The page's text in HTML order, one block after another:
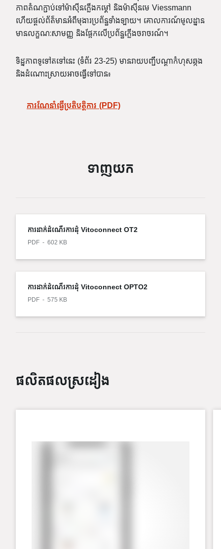
ភាពតំណភ្ជាប់ទៅម៉ាស៊ីនភ្លើងកម្តៅ និងម៉ាស៊ីនមេ Viessmann
ហើយផ្តល់ព័ត៌មានអំពីមុងារប្រព័ន្ធទាំងឡាយ។ គោលការណ៍មូលដ្ឋាន
មានលក្ខណៈសាមញ្ញ និងផ្អែកលើប្រព័ន្ធភ្លើងចរាចរណ៍។
ទិដ្ឋភាពទូទៅតទៅនេះ (ទំព័រ 23-25) មានរាយបញ្ជីបណ្តាកំហុសឆ្កង
និងដំណោះស្រាយអាចធ្វើទៅបាន៖
ការណែនាំធ្វើប្រតិបត្តិការ (PDF)
ទាញយក
ការដាក់ដំណើរការដុំ Vitoconnect OT2
PDF 602 KB
ការដាក់ដំណើរការដុំ Vitoconnect OPTO2
PDF 575 KB
ផលិតផលស្រដៀង